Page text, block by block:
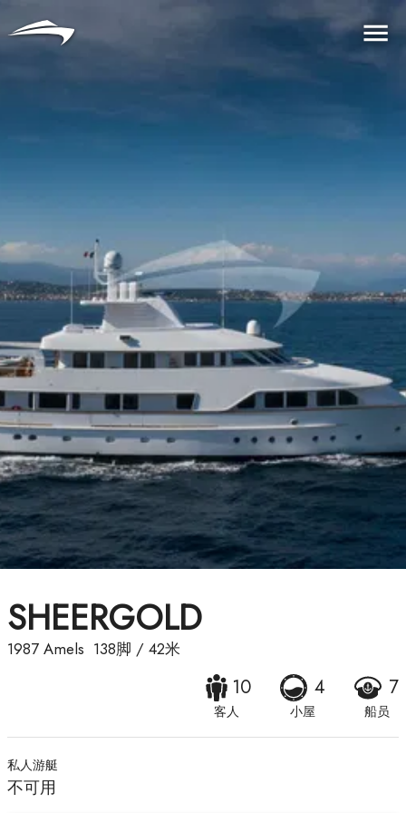
SHEERGOLD
1987 Amels 138脚 / 42米
10
客人
4
小屋
7
船员
私人游艇
不可用